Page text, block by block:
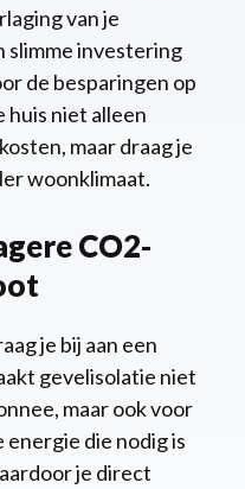
van je
slimme investering
de besparingen op
huis niet alleen
maar draag je
woonklimaat.
CO2-
je bij aan een
gevelisolatie niet
maar ook voor
die nodig is
je direct